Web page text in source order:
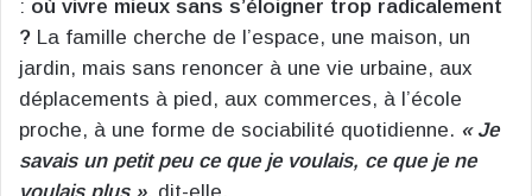
: où vivre mieux sans s’éloigner trop radicalement
? La famille cherche de l’espace, une maison, un
jardin, mais sans renoncer à une vie urbaine, aux
déplacements à pied, aux commerces, à l’école
proche, à une forme de sociabilité quotidienne. « Je
savais un petit peu ce que je voulais, ce que je ne